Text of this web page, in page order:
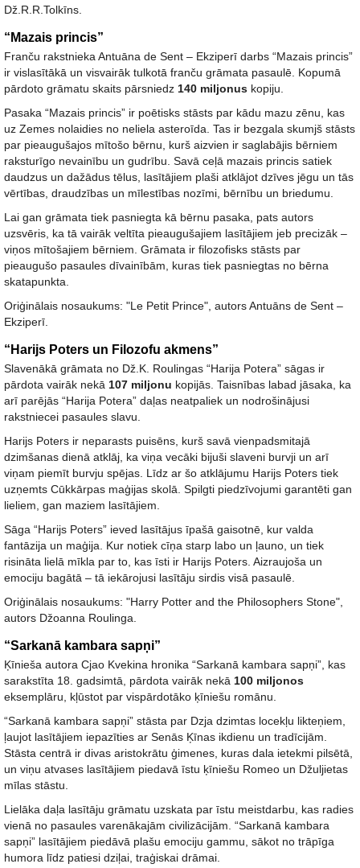
Dž.R.R.Tolkīns.
“Mazais princis”
Franču rakstnieka Antuāna de Sent – Ekziperī darbs “Mazais princis”
ir vislasītākā un visvairāk tulkotā franču grāmata pasaulē. Kopumā
pārdoto grāmatu skaits pārsniedz 140 miljonus kopiju.
Pasaka “Mazais princis” ir poētisks stāsts par kādu mazu zēnu, kas
uz Zemes nolaidies no neliela asteroīda. Tas ir bezgala skumjš stāsts
par pieaugušajos mītošo bērnu, kurš aizvien ir saglabājis bērniem
raksturīgo nevainību un gudrību. Savā ceļā mazais princis satiek
daudzus un dažādus tēlus, lasītājiem plaši atklājot dzīves jēgu un tās
vērtības, draudzības un mīlestības nozīmi, bērnību un briedumu.
Lai gan grāmata tiek pasniegta kā bērnu pasaka, pats autors
uzsvēris, ka tā vairāk veltīta pieaugušajiem lasītājiem jeb precizāk –
viņos mītošajiem bērniem. Grāmata ir filozofisks stāsts par
pieaugušo pasaules dīvainībām, kuras tiek pasniegtas no bērna
skatapunkta.
Oriģinālais nosaukums: "Le Petit Prince", autors Antuāns de Sent –
Ekziperī.
“Harijs Poters un Filozofu akmens”
Slavenākā grāmata no Dž.K. Roulingas “Harija Potera” sāgas ir
pārdota vairāk nekā 107 miljonu kopijās. Taisnības labad jāsaka, ka
arī parējās “Harija Potera” daļas neatpaliek un nodrošinājusi
rakstniecei pasaules slavu.
Harijs Poters ir neparasts puisēns, kurš savā vienpadsmitajā
dzimšanas dienā atklāj, ka viņa vecāki bijuši slaveni burvji un arī
viņam piemīt burvju spējas. Līdz ar šo atklājumu Harijs Poters tiek
uzņemts Cūkkārpas maģijas skolā. Spilgti piedzīvojumi garantēti gan
lieliem, gan maziem lasītājiem.
Sāga “Harijs Poters” ieved lasītājus īpašā gaisotnē, kur valda
fantāzija un maģija. Kur notiek cīņa starp labo un ļauno, un tiek
risināta lielā mīkla par to, kas īsti ir Harijs Poters. Aizraujoša un
emociju bagātā – tā iekārojusi lasītāju sirdis visā pasaulē.
Oriģinālais nosaukums: "Harry Potter and the Philosophers Stone",
autors Džoanna Roulinga.
“Sarkanā kambara sapņi”
Ķīnieša autora Cjao Kvekina hronika “Sarkanā kambara sapņi”, kas
sarakstīta 18. gadsimtā, pārdota vairāk nekā 100 miljonos
eksemplāru, kļūstot par vispārdotāko ķīniešu romānu.
“Sarkanā kambara sapņi” stāsta par Dzja dzimtas locekļu likteņiem,
ļaujot lasītājiem iepazīties ar Senās Ķīnas ikdienu un tradīcijām.
Stāsta centrā ir divas aristokrātu ģimenes, kuras dala ietekmi pilsētā,
un viņu atvases lasītājiem piedavā īstu ķīniešu Romeo un Džuljietas
mīlas stāstu.
Lielāka daļa lasītāju grāmatu uzskata par īstu meistdarbu, kas radies
vienā no pasaules varenākajām civilizācijām. “Sarkanā kambara
sapņi” lasītājiem piedāvā plašu emociju gammu, sākot no trāpīga
humora līdz patiesi dziļai, traģiskai drāmai.